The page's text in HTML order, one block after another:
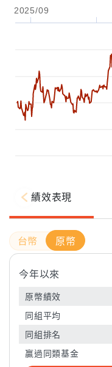
2025/09
0%
績效表現
原幣
今年以來
原幣績效
同組平均
同組排名
贏過同類基金